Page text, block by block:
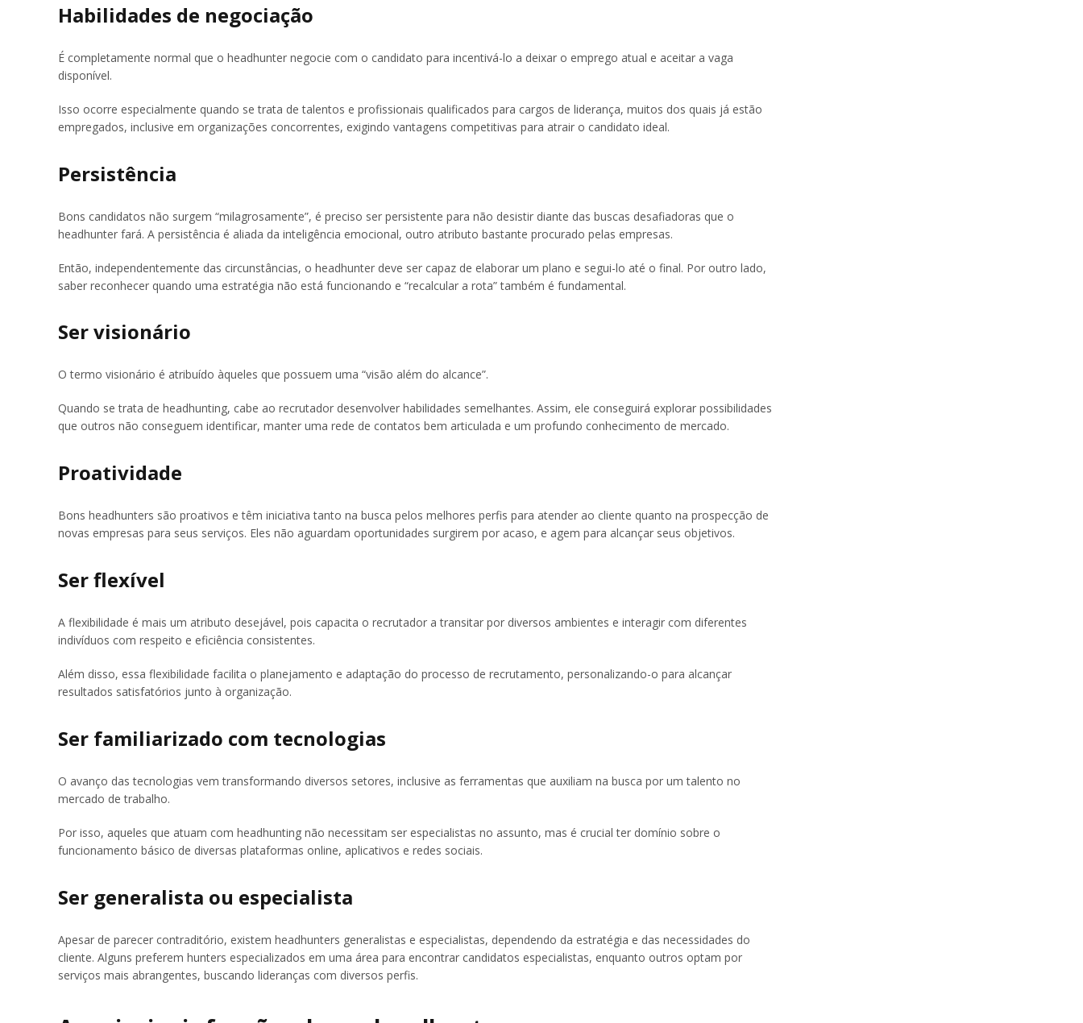
Habilidades de negociação
É completamente normal que o headhunter negocie com o candidato para incentivá-lo a deixar o emprego atual e aceitar a vaga
disponível.
Isso ocorre especialmente quando se trata de talentos e profissionais qualificados para cargos de liderança, muitos dos quais já estão
empregados, inclusive em organizações concorrentes, exigindo vantagens competitivas para atrair o candidato ideal.
Persistência
Bons candidatos não surgem “milagrosamente”, é preciso ser persistente para não desistir diante das buscas desafiadoras que o
headhunter fará. A persistência é aliada da inteligência emocional, outro atributo bastante procurado pelas empresas.
Então, independentemente das circunstâncias, o headhunter deve ser capaz de elaborar um plano e segui-lo até o final. Por outro lado,
saber reconhecer quando uma estratégia não está funcionando e “recalcular a rota” também é fundamental.
Ser visionário
O termo visionário é atribuído àqueles que possuem uma “visão além do alcance”.
Quando se trata de headhunting, cabe ao recrutador desenvolver habilidades semelhantes. Assim, ele conseguirá explorar possibilidades
que outros não conseguem identificar, manter uma rede de contatos bem articulada e um profundo conhecimento de mercado.
Proatividade
Bons headhunters são proativos e têm iniciativa tanto na busca pelos melhores perfis para atender ao cliente quanto na prospecção de
novas empresas para seus serviços. Eles não aguardam oportunidades surgirem por acaso, e agem para alcançar seus objetivos.
Ser flexível
A flexibilidade é mais um atributo desejável, pois capacita o recrutador a transitar por diversos ambientes e interagir com diferentes
indivíduos com respeito e eficiência consistentes.
Além disso, essa flexibilidade facilita o planejamento e adaptação do processo de recrutamento, personalizando-o para alcançar
resultados satisfatórios junto à organização.
Ser familiarizado com tecnologias
O avanço das tecnologias vem transformando diversos setores, inclusive as ferramentas que auxiliam na busca por um talento no
mercado de trabalho.
Por isso, aqueles que atuam com headhunting não necessitam ser especialistas no assunto, mas é crucial ter domínio sobre o
funcionamento básico de diversas plataformas online, aplicativos e redes sociais.
Ser generalista ou especialista
Apesar de parecer contraditório, existem headhunters generalistas e especialistas, dependendo da estratégia e das necessidades do
cliente. Alguns preferem hunters especializados em uma área para encontrar candidatos especialistas, enquanto outros optam por
serviços mais abrangentes, buscando lideranças com diversos perfis.